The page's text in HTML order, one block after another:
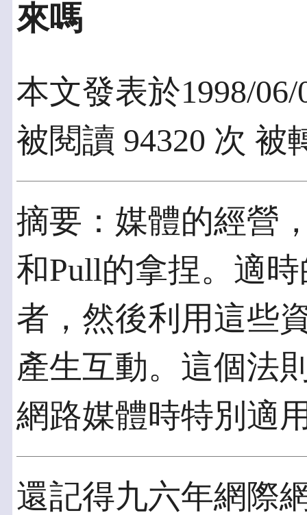
來嗎
本文發表於1998/06/
被閱讀 94320 次 被
摘要：媒體的經營
和Pull的拿捏。適
者，然後利用這些
產生互動。這個法
網路媒體時特別適
還記得九六年網際